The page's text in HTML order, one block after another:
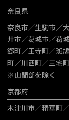
奈良県
奈良市／生駒市／
井市／葛城市／葛
郷町／王寺町／斑
町／川西町／三宅
※山間部を除く
京都府
木津川市／精華町